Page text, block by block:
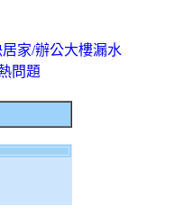
家/辦公大樓漏水
問題